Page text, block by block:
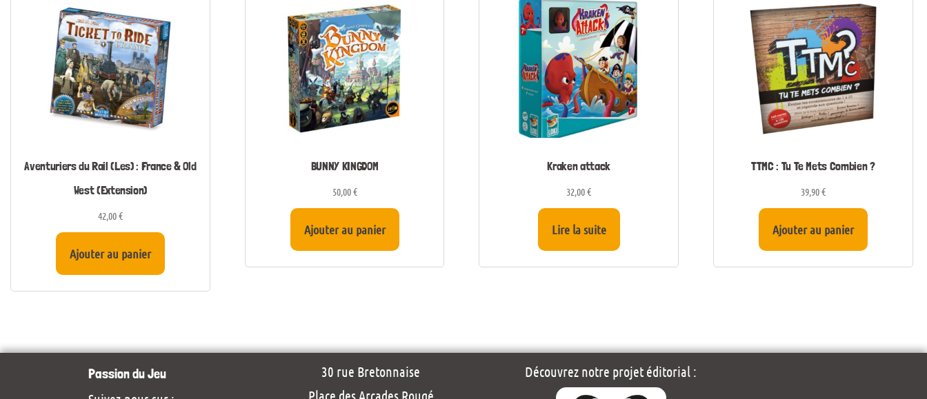
Aventuriers du Rail (Les) : France & Old
West (Extension)
42,00€
Ajouter au panier
BUNNY KINGDOM
50,00€
Ajouter au panier
Kraken attack
32,00€
Lire la suite
TTMC : Tu Te Mets Combien ?
39,90€
Ajouter au panier
Passion du Jeu
30 rue Bretonnaise
Découvrez notre projet éditorial :